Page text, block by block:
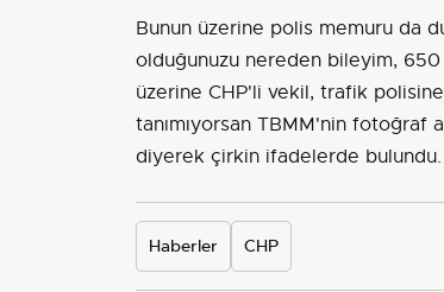
Bunun üzerine polis memuru da
olduğunuzu nereden bileyim, 650
üzerine CHP'li vekil, trafik
tanımıyorsan TBMM'nin fotoğraf
diyerek çirkin ifadelerde bulundu.
Haberler CHP